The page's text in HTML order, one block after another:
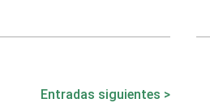
Entradas siguientes